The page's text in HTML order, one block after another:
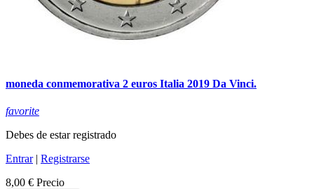
moneda conmemorativa 2 euros Italia 2019 Da Vinci.
favorite
Debes de estar registrado
Entrar| Registrarse
8,00 € Precio